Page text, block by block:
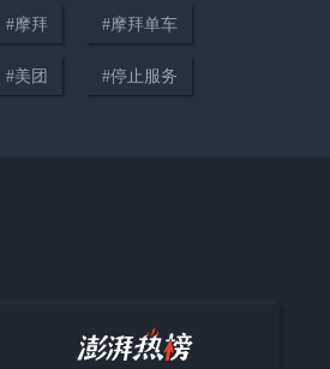
“这是刻在中国人骨子里的本
#摩拜 #摩拜单车
#美团 #停止服务